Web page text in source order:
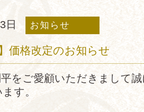
日 お知らせ
】価格改定のお知らせ
をご愛顧いただきまして
す。